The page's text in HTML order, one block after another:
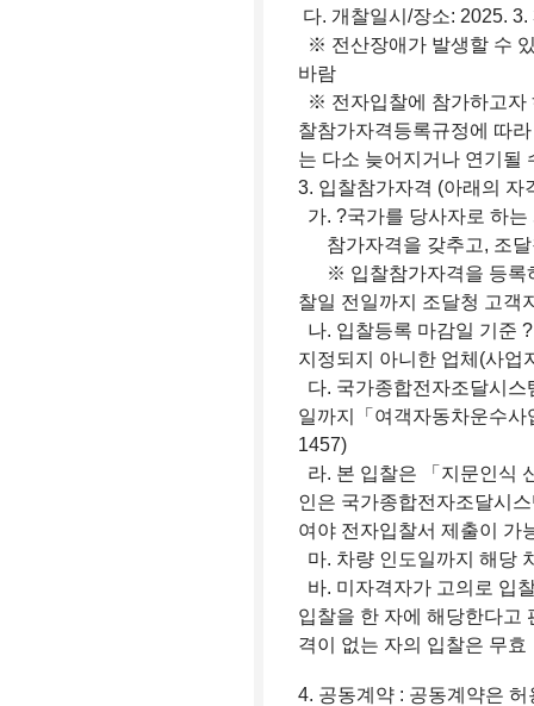
다. 개찰일시/장소: 2025.
※ 전산장애가 발생할 수
바람
※ 전자입찰에 참가하고자
찰참가자격등록규정에 따
는 다소 늦어지거나 연기될
3. 입찰참가자격 (아래의 자
가. ?국가를 당사자로 하
참가자격을 갖추고, 조달
※ 입찰참가자격을 등록
찰일 전일까지 조달청 고객
나. 입찰등록 마감일 기준
지정되지 아니한 업체(사업
다. 국가종합전자조달시
일까지「여객자동차운수
1457)
라. 본 입찰은 「지문인식
인은 국가종합전자조달시
여야 전자입찰서 제출이 가
마. 차량 인도일까지 해당
바. 미자격자가 고의로 입
입찰을 한 자에 해당한다고
격이 없는 자의 입찰은 무효
4. 공동계약 : 공동계약은 허